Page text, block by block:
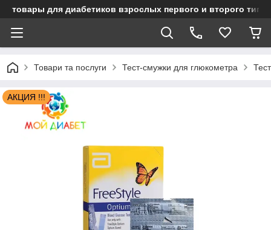
товары для диабетиков взрослых первого и второго типа
Товари та послуги Тест-смужки для глюкометра
АКЦИЯ !!!